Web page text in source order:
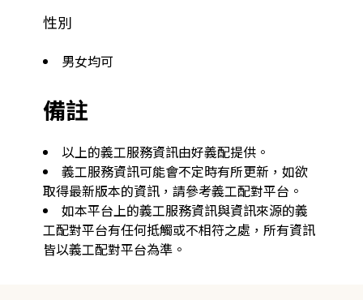
性別
男女均可
備註
以上的義工服務資訊由好義配提供。
義工服務資訊可能會不定時有所更新，如欲
取得最新版本的資訊，請參考義工配對平台。
如本平台上的義工服務資訊與資訊來源的義
工配對平台有任何抵觸或不相符之處，所有資訊
皆以義工配對平台為準。